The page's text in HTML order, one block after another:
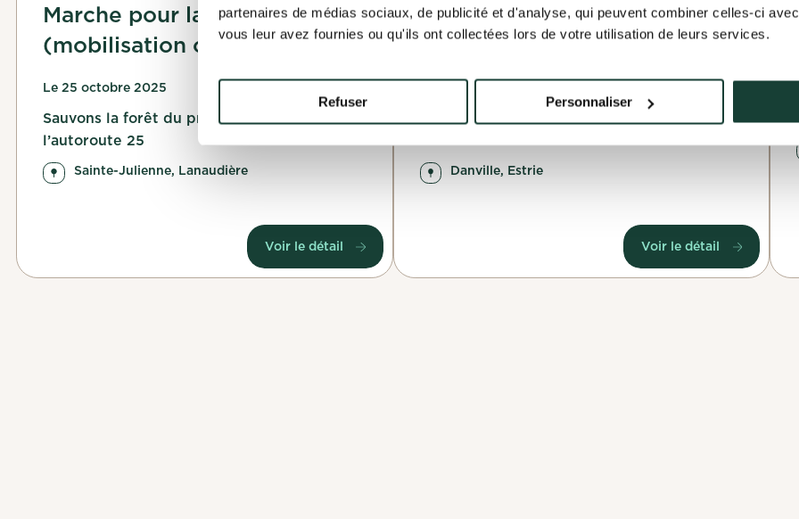
partenaires de médias sociaux, de publicité et d'analyse, qui peuvent combiner celles-ci
vous leur avez fournies ou qu'ils ont collectées lors de votre utilisation de leurs services.
Refuser Personnaliser
Marche pour la forêt
(mobilisation citoyenne)
Le 25 octobre 2025
Sauvons la forêt du prolongement de
l’autoroute 25
Sainte-Julienne, Lanaudière
Voir le détail
Ramassage déchets à
Danville
COPERNIC - Organisme de concertation pour
Danville, Estrie
Voir le détail
Valider ma candidature Annuler